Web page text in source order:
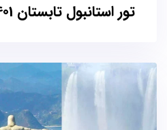
تور استانبول تابستان 1401